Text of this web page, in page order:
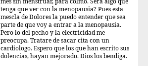
mes sin menstruar, para colmo. Sera algo que
tenga que ver con la menopausia? Pues esta
mescla de Dolores la puedo entender que sea
parte de que voy a entrar a la menopausia.
Pero lo del pecho y la electricidad me
preocupa. Tratare de sacar cita con un
cardiologo. Espero que los que han escrito sus
dolencias, hayan mejorado. Dios los bendiga.